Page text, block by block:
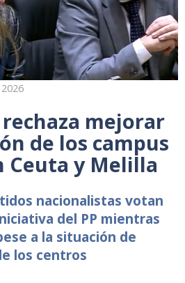
rechaza mejorar
de los campus
Ceuta y Melilla
nacionalistas votan
del PP mientras
a la situación de
los centros